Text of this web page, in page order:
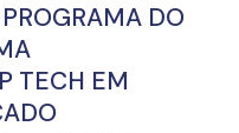
DO
TECH EM